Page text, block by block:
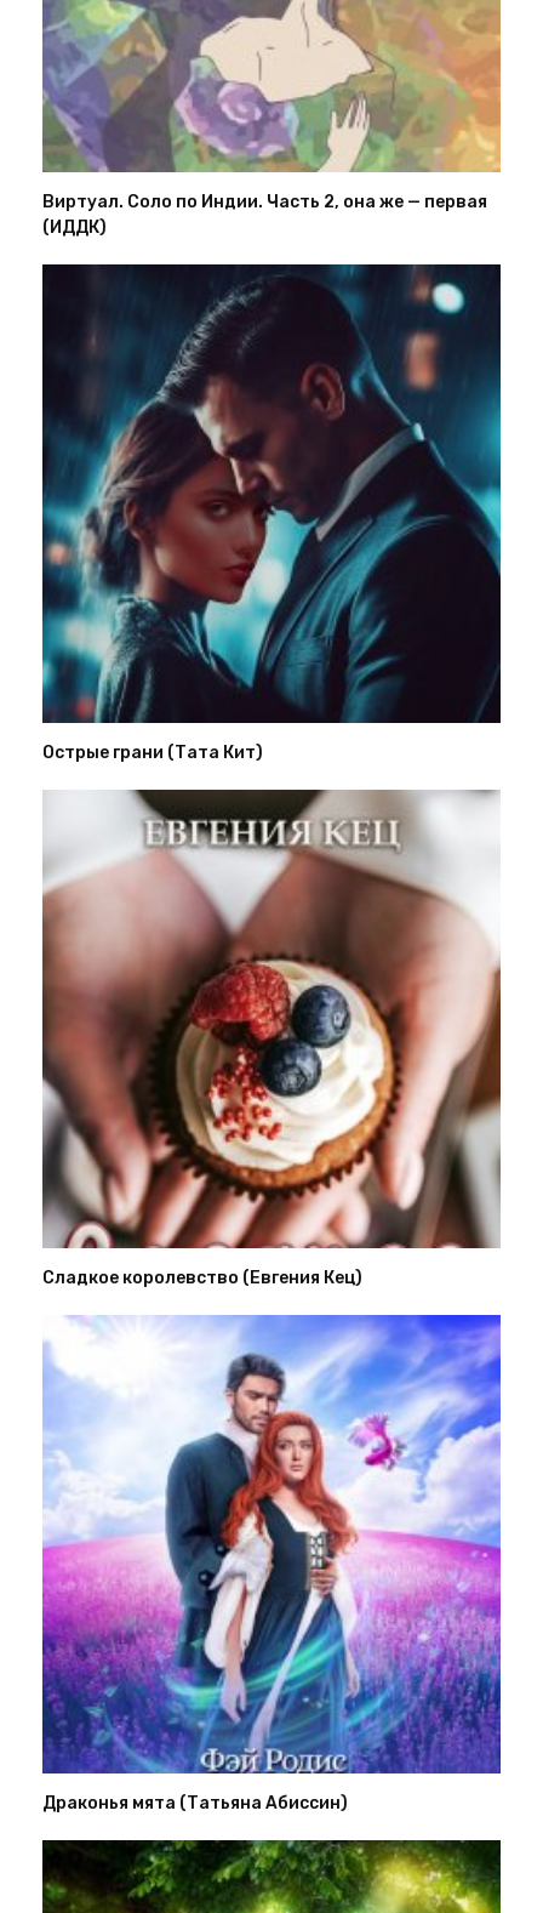
Виртуал. Соло по Индии. Часть 2, она же — первая
(ИДДК)
Острые грани (Тата Кит)
Сладкое королевство (Евгения Кец)
Драконья мята (Татьяна Абиссин)